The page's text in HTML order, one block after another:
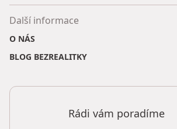
Další informace
O NÁS
BLOG BEZREALITKY
Rádi vám poradíme